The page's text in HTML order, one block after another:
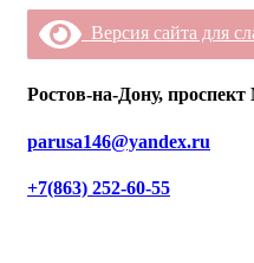
Версия сайта для
Ростов-на-Дону,
parusa146@yandex.ru
+7(863) 252-60-55